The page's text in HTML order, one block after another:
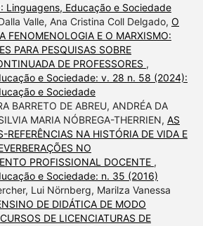
Linguagens, Educação e Sociedade
Valle, Ana Cristina Coll Delgado, O
FENOMENOLOGIA E O MARXISMO:
PARA PESQUISAS SOBRE
DE PROFESSORES ,
e Sociedade: v. 28 n. 58 (2024):
e Sociedade
BARRETO DE ABREU, ANDRÉA DA
MARIA NÓBREGA-THERRIEN, AS
REFERÊNCIAS NA HISTÓRIA DE VIDA E
NO
PROFISSIONAL DOCENTE ,
e Sociedade: n. 35 (2016)
Lui Nörnberg, Marilza Vanessa
DE DIDÁTICA DE MODO
DE LICENCIATURAS DE